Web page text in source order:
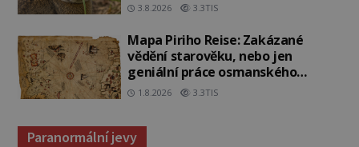
3.8.2026 3.3TIS
Mapa Piriho Reise: Zakázané
vědění starověku, nebo jen
geniální práce osmanského
admirála?
1.8.2026 3.3TIS
Paranormální jevy